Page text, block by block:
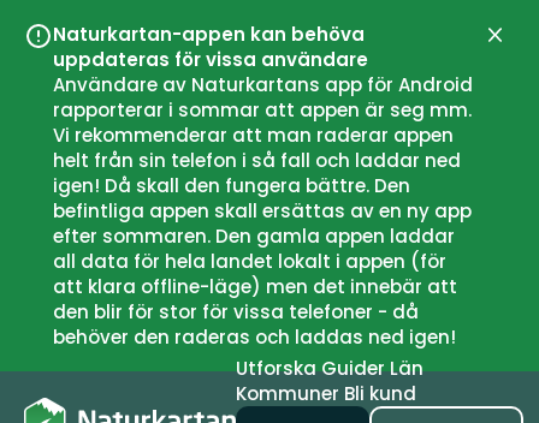
Naturkartan-appen kan behöva
uppdateras för vissa användare
Användare av Naturkartans app för Android
rapporterar i sommar att appen är seg mm.
Vi rekommenderar att man raderar appen
helt från sin telefon i så fall och laddar ned
igen! Då skall den fungera bättre. Den
befintliga appen skall ersättas av en ny app
efter sommaren. Den gamla appen laddar
all data för hela landet lokalt i appen (för
att klara offline-läge) men det innebär att
den blir för stor för vissa telefoner - då
behöver den raderas och laddas ned igen!
UtforskaGuiderLän
Kommuner Bli kund